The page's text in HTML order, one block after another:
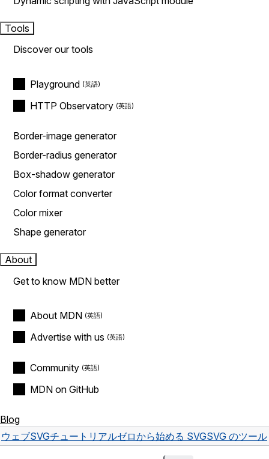
Tools
Discover our tools
Playground
HTTP Observatory
Border-image generator
Border-radius generator
Box-shadow generator
Color format converter
Color mixer
Shape generator
About
Get to know MDN better
About MDN
Advertise with us
Community
MDN on GitHub
Blog
ウェブSVGチュートリアルゼロから始める SVGSVG のツール